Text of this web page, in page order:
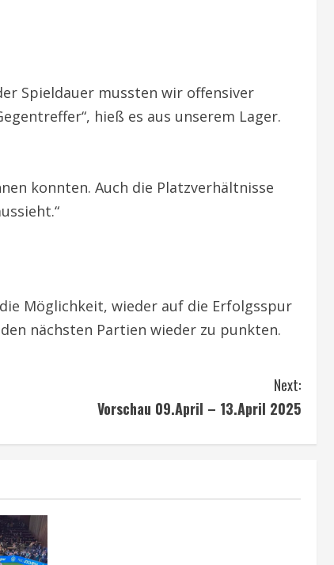
Spieldauer mussten wir offensiver
hieß es aus unserem Lager.
konnten. Auch die Platzverhältnisse
Möglichkeit, wieder auf die Erfolgsspur
nächsten Partien wieder zu punkten.
Next:
Vorschau 09.April – 13.April 2025